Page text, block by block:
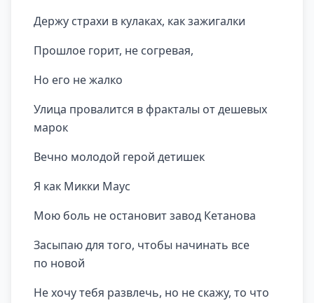
Держу страхи в кулаках, как зажигалки
Прошлое горит, не согревая,
Но его не жалко
Улица провалится в фракталы от дешевых
марок
Вечно молодой герой детишек
Я как Микки Маус
Мою боль не остановит завод Кетанова
Засыпаю для того, чтобы начинать все
по новой
Не хочу тебя развлечь, но не скажу, то что